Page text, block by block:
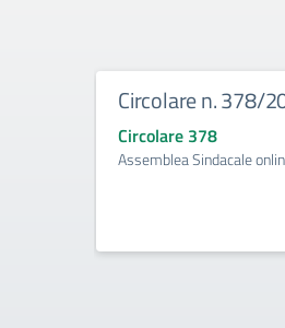
Circolare n. 378/
Circolare 378
Assemblea Sindacale